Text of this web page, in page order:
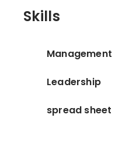
Skills
Management
Leadership
spread sheet